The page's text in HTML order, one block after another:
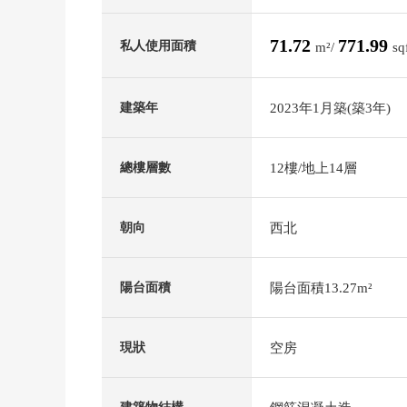
私人使用面積 71.72 m²/ 771.99
建築年 2023年1月築(築3年)
總樓層數 12樓/地上14層
朝向 西北
陽台面積 陽台面積13.27m²
現狀 空房